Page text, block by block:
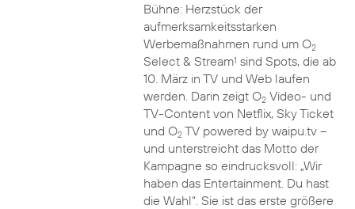
Bühne: Herzstück der
aufmerksamkeitsstarken
Werbemaßnahmen rund um O2
Select & Stream1 sind Spots, die ab
10. März in TV und Web laufen
werden. Darin zeigt O2Video- und
TV-Content von Netflix, Sky Ticket
und O2TV powered by waipu.tv –
und unterstreicht das Motto der
Kampagne so eindrucksvoll: „Wir
haben das Entertainment. Du hast
die Wahl“. Sie ist das erste größere